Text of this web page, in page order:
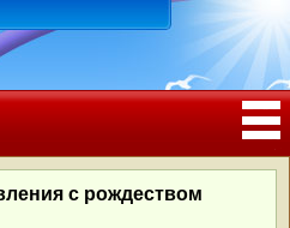
РОЖДЕНИЯ, ЮБИЛЕЕМ
с рождеством